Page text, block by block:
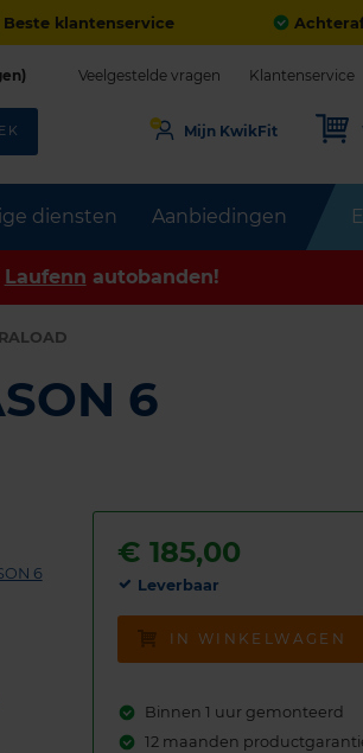
Beste klantenservice
diensten Aanbiedingen
Veelgestelde vragen Klantenservice
Mijn KwikFit
Laufenn autobanden!
6
6
€185,00
Leverbaar
IN WINKELWAGEN
Binnen 1 uur gemonteerd
12 maanden